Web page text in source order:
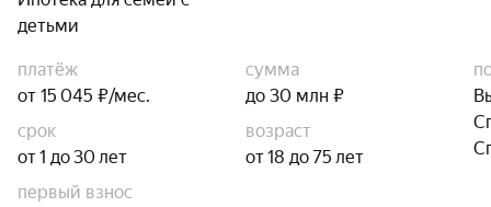
детьми
платёж
от 15 045 ₽/мес.
сумма
до 30 млн ₽
срок
от 1 до 30 лет
возраст
от 18 до 75 лет
первый взнос